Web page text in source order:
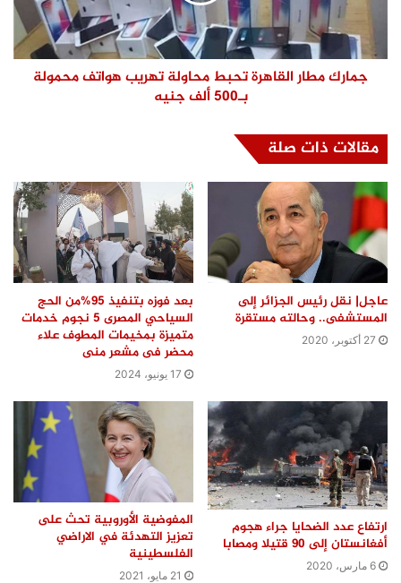
جمارك مطار القاهرة تحبط محاولة تهريب هواتف محمولة
بـ500 ألف جنيه
مقالات ذات صلة
عاجل| نقل رئيس الجزائر إلى
المستشفى.. وحالته مستقرة
27 أكتوبر، 2020
بعد فوزه بتنفيذ 95%من الحج
السياحي المصرى 5 نجوم خدمات
متميزة بمخيمات المطوف علاء
محضر فى مشعر منى
17 يونيو، 2024
ارتفاع عدد الضحايا جراء هجوم
أفغانستان إلى 90 قتيلا ومصابا
6 مارس، 2020
المفوضية الأوروبية تحث على
تعزيز التهدئة في الاراضي
الفلسطينية
21 مايو، 2021